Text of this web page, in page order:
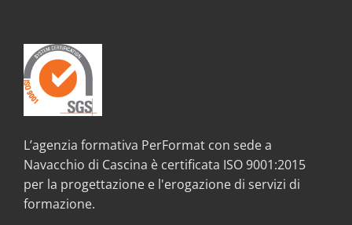
L’agenzia formativa PerFormat con sede a
Navacchio di Cascina è certificata ISO 9001:2015
per la progettazione e l'erogazione di servizi di
formazione.